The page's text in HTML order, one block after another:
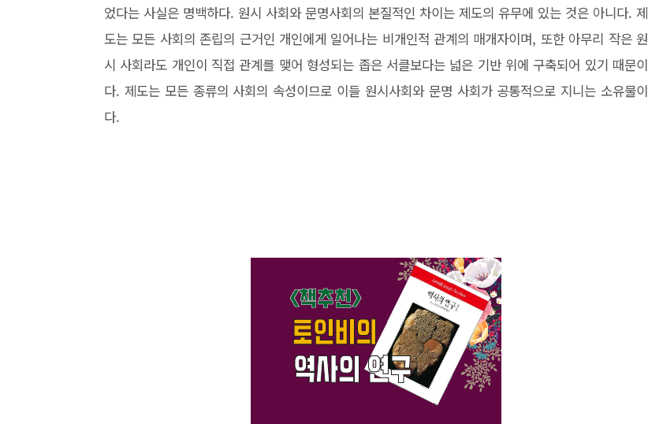
었다는 사실은 명백하다. 원시 사회와 문명사회의 본질적인 차이는 제도의 유무에 있는 것은 아니다. 제
도는 모든 사회의 존립의 근거인 개인에게 일어나는 비개인적 관계의 매개자이며, 또한 아무리 작은 원
시 사회라도 개인이 직접 관계를 맺어 형성되는 좁은 서클보다는 넓은 기반 위에 구축되어 있기 때문이
다. 제도는 모든 종류의 사회의 속성이므로 이들 원시사회와 문명 사회가 공통적으로 지니는 소유물이
다.